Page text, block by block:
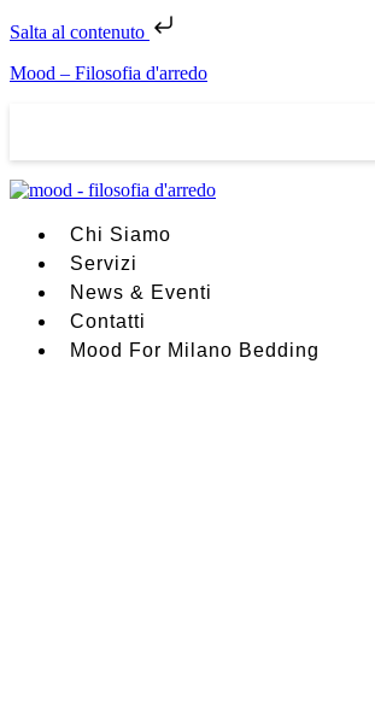
Salta al contenuto
Mood – Filosofia d'arredo
Chi Siamo
Servizi
News & Eventi
Contatti
Mood For Milano Bedding